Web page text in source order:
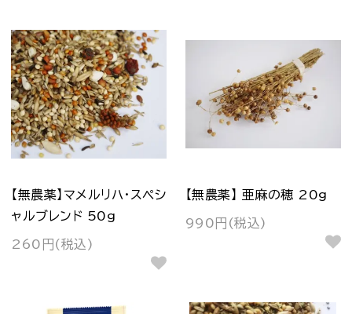
【無農薬】マメルリハ・スペシ
ャルブレンド 50g
260円(税込)
【無農薬】 亜麻の穂 20g
990円(税込)